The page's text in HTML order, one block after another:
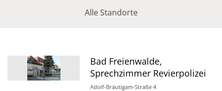
Alle Standorte
Bad Freienwalde,
Sprechzimmer Revierpolizei
Adolf-Bräutigam-Straße 4